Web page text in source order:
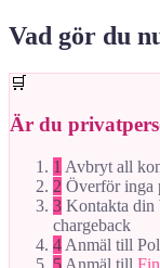
Vad gör du
🛒
Är du
1 Avbryt all
2 Överför inga
3 Kontakta din
chargeback
4 Anmäl till
5 Anmäl till